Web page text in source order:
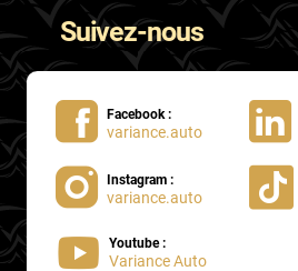
Suivez-nous
Facebook :
variance.auto
Instagram :
variance.auto
Youtube :
Variance Auto